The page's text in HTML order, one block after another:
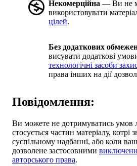
Некомерційна — Ви не
використовувати
цілей.
Без додаткових
висувати додаткові
технологічні засоби
права інших на дії
Повідомлення:
Ви можете не дотримуватись умов
стосується частин матеріалу, котрі
суспільному надбанні, або коли
дозволене застосовними
авторського права.